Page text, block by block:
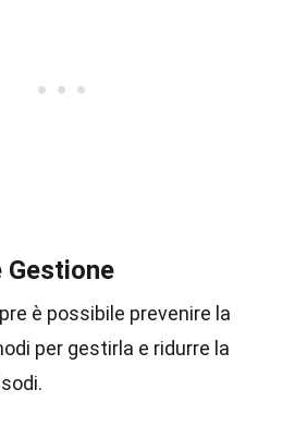
Gestione
è possibile prevenire la
per gestirla e ridurre la